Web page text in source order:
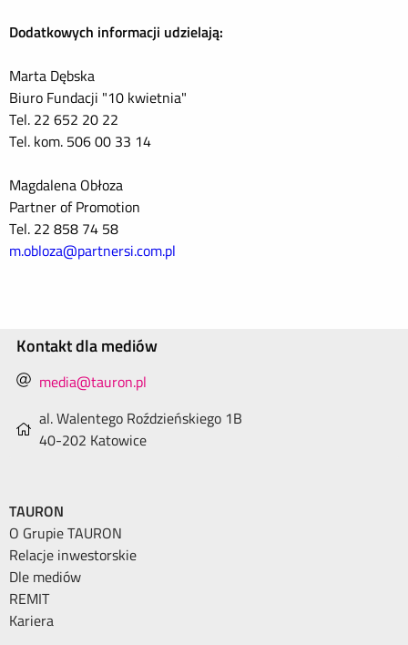
Dodatkowych informacji udzielają:
Marta Dębska
Biuro Fundacji "10 kwietnia"
Tel. 22 652 20 22
Tel. kom. 506 00 33 14
Magdalena Obłoza
Partner of Promotion
Tel. 22 858 74 58
m.obloza@partnersi.com.pl
Kontakt dla mediów
media@tauron.pl
al. Walentego Roździeńskiego 1B
40-202 Katowice
TAURON
O Grupie TAURON
Relacje inwestorskie
Dle mediów
REMIT
Kariera